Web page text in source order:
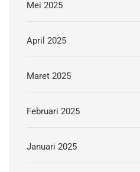
Mei 2025
April 2025
Maret 2025
Februari 2025
Januari 2025